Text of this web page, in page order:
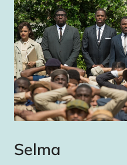
Selma